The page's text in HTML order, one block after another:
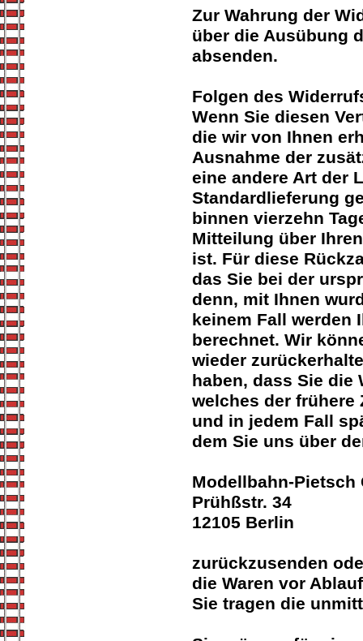
Zur Wahrung der
über die Ausübung
absenden.
Folgen des
Wenn Sie diesen
die wir von Ihnen
Ausnahme der
eine andere Art der
Standardlieferung
binnen vierzehn
Mitteilung über
ist. Für diese
das Sie bei der
denn, mit Ihnen
keinem Fall werden
berechnet. Wir
wieder
haben, dass Sie die
welches der frühere
und in jedem Fall
dem Sie uns über
Modellbahn-Pietsch
Prühßstr. 34
12105 Berlin
zurückzusenden
die Waren vor
Sie tragen die